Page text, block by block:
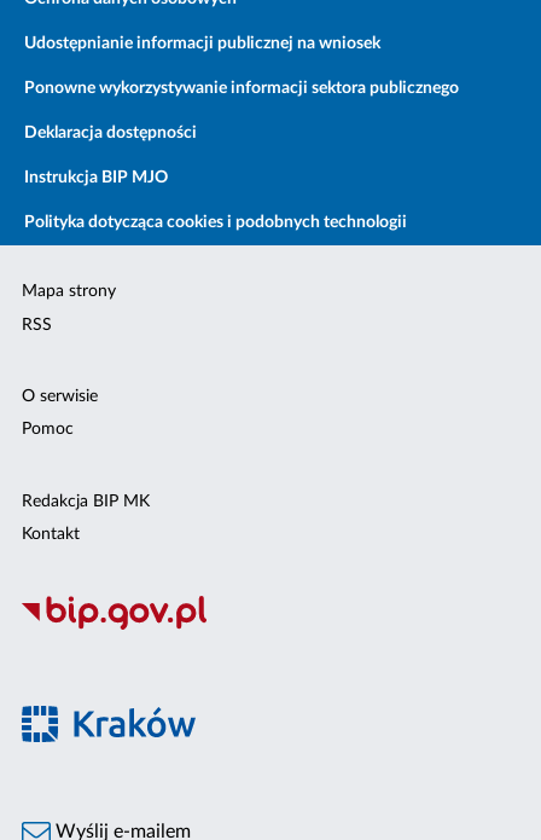
Udostępnianie informacji publicznej na wniosek
Ponowne wykorzystywanie informacji sektora publicznego
Deklaracja dostępności
Instrukcja BIP MJO
Polityka dotycząca cookies i podobnych technologii
Mapa strony
RSS
O serwisie
Pomoc
Redakcja BIP MK
Kontakt
Wyślij e-mailem